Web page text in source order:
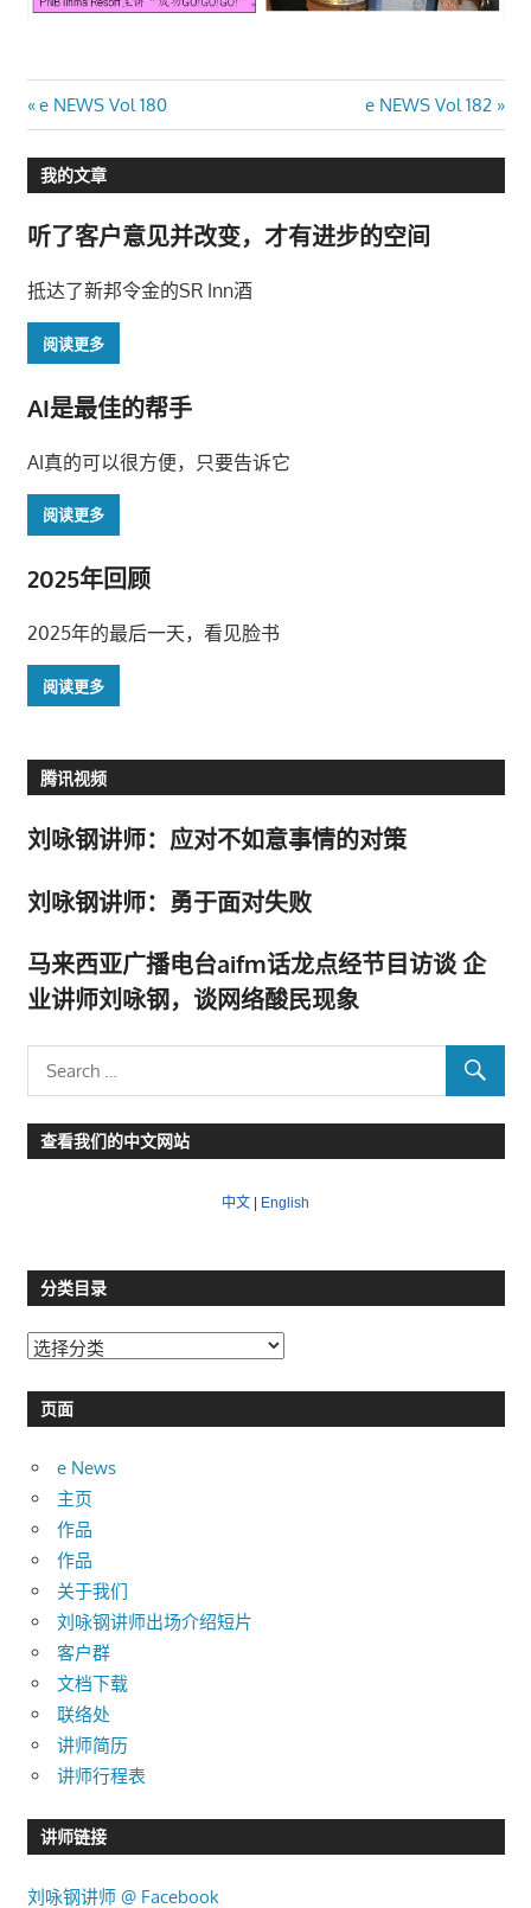
文
章
导
航
Previous
Post:
e NEWS Vol 180
Next
Post:
e NEWS Vol 182
我的文章
听了客户意见并改变，才有进步的空间
抵达了新邦令金的SR Inn酒
阅读更多
AI是最佳的帮手
AI真的可以很方便，只要告诉它
阅读更多
2025年回顾
2025年的最后一天，看见脸书
阅读更多
腾讯视频
刘咏钢讲师：应对不如意事情的对策
刘咏钢讲师：勇于面对失败
马来西亚广播电台aifm话龙点经节目访谈 企
业讲师刘咏钢，谈网络酸民现象
查看我们的中文网站
中文 | English
分类目录
分
目页面
e News
主页
作品
作品
关于我们
刘咏钢讲师出场介绍短片
客户群
文档下载
联络处
讲师简历
讲师行程表
讲师链接
刘咏钢讲师 @ Facebook